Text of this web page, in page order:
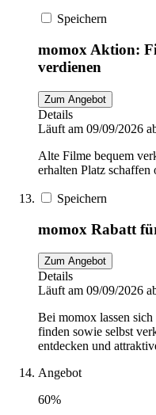
Speichern
momox Aktion:
verdienen
Zum Angebot
Details
Läuft am 09/09/2026
Alte Filme bequem
erhalten Platz
Speichern
momox Rabatt
Zum Angebot
Details
Läuft am 09/09/2026
Bei momox lassen
finden sowie selbst
entdecken und
Angebot
60%